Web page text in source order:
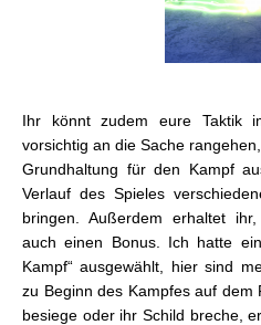
Ihr könnt zudem eure Taktik
vorsichtig an die Sache
Grundhaltung für den Kampf
Verlauf des Spieles
bringen. Außerdem erhaltet
auch einen Bonus. Ich hatte
Kampf“ ausgewählt, hier sind
zu Beginn des Kampfes auf
besiege oder ihr Schild breche,